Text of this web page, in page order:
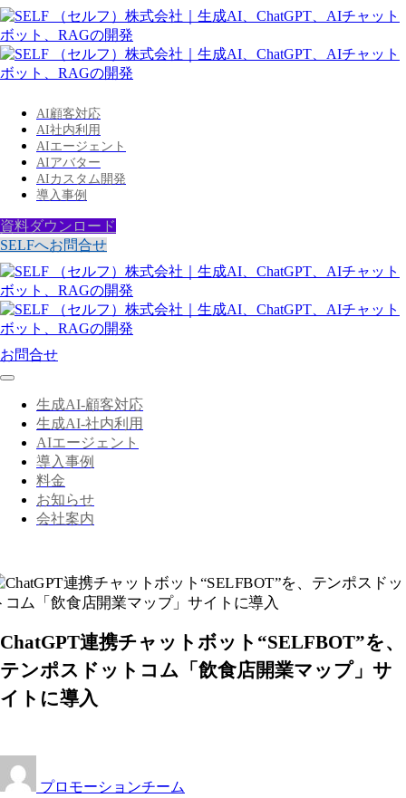
AI顧客対応
AI社内利用
AIエージェント
AIアバター
AIカスタム開発
導入事例
資料ダウンロード
SELFへお問合せ
お問合せ
生成AI-顧客対応
生成AI-社内利用
AIエージェント
導入事例
料金
お知らせ
会社案内
ChatGPT連携チャットボット“SELFBOT”を、
テンポスドットコム「飲食店開業マップ」サ
イトに導入
プロモーションチーム